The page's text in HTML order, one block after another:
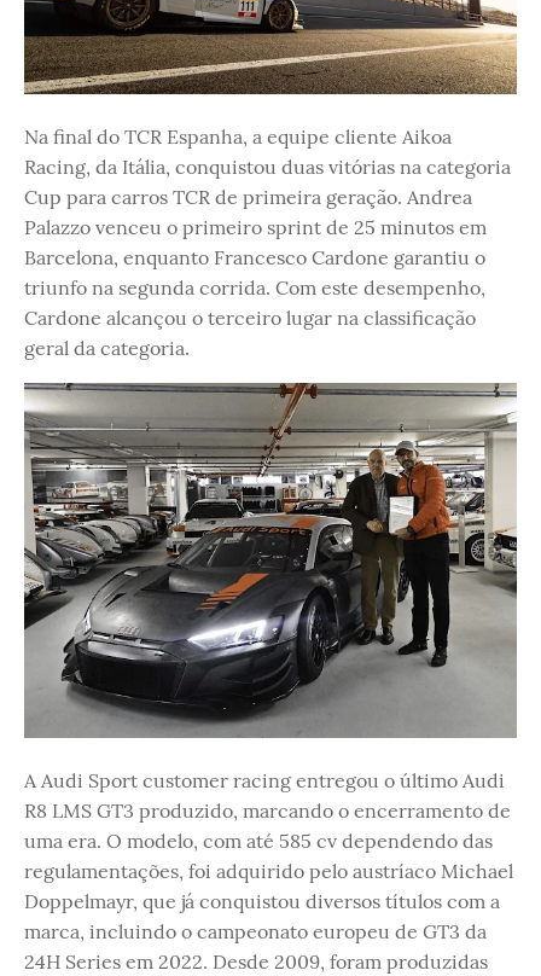
Na final do TCR Espanha, a equipe cliente Aikoa
Racing, da Itália, conquistou duas vitórias na categoria
Cup para carros TCR de primeira geração. Andrea
Palazzo venceu o primeiro sprint de 25 minutos em
Barcelona, enquanto Francesco Cardone garantiu o
triunfo na segunda corrida. Com este desempenho,
Cardone alcançou o terceiro lugar na classificação
geral da categoria.
A Audi Sport customer racing entregou o último Audi
R8 LMS GT3 produzido, marcando o encerramento de
uma era. O modelo, com até 585 cv dependendo das
regulamentações, foi adquirido pelo austríaco Michael
Doppelmayr, que já conquistou diversos títulos com a
marca, incluindo o campeonato europeu de GT3 da
24H Series em 2022. Desde 2009, foram produzidas